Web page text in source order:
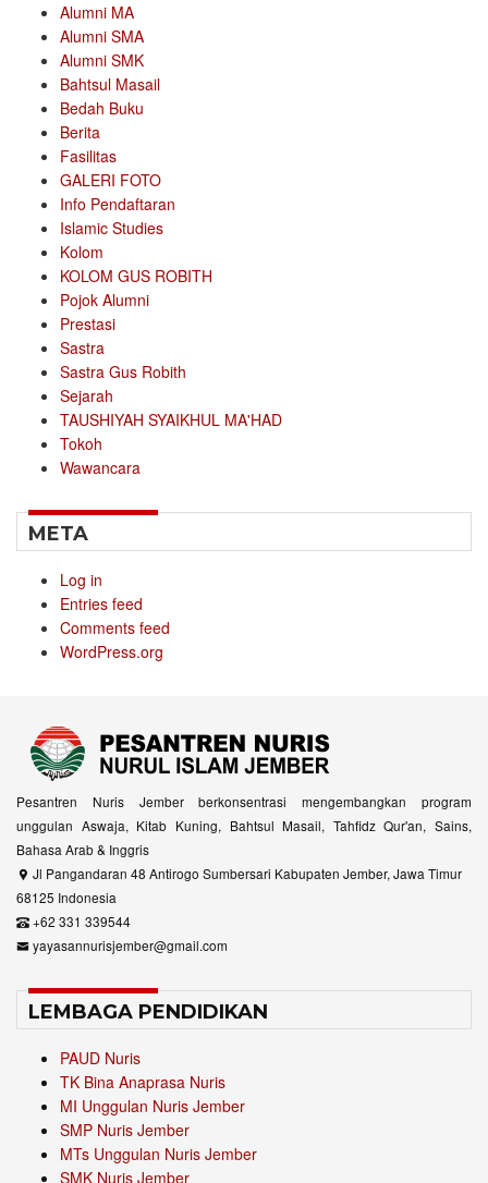
Alumni MA
Alumni SMA
Alumni SMK
Bahtsul Masail
Bedah Buku
Berita
Fasilitas
GALERI FOTO
Info Pendaftaran
Islamic Studies
Kolom
KOLOM GUS ROBITH
Pojok Alumni
Prestasi
Sastra
Sastra Gus Robith
Sejarah
TAUSHIYAH SYAIKHUL MA'HAD
Tokoh
Wawancara
META
Log in
Entries feed
Comments feed
WordPress.org
Pesantren Nuris Jember berkonsentrasi mengembangkan program
unggulan Aswaja, Kitab Kuning, Bahtsul Masail, Tahfidz Qur'an, Sains,
Bahasa Arab & Inggris
Jl Pangandaran 48 Antirogo Sumbersari Kabupaten Jember, Jawa Timur
68125 Indonesia
+62 331 339544
yayasannurisjember@gmail.com
LEMBAGA PENDIDIKAN
PAUD Nuris
TK Bina Anaprasa Nuris
MI Unggulan Nuris Jember
SMP Nuris Jember
MTs Unggulan Nuris Jember
SMK Nuris Jember